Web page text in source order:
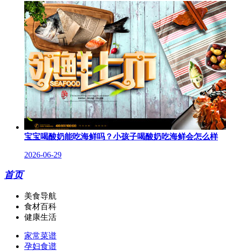
宝宝喝酸奶能吃海鲜吗？小孩子喝酸奶吃海鲜会怎么样
2026-06-29
首页
美食导航
食材百科
健康生活
家常菜谱
孕妇食谱